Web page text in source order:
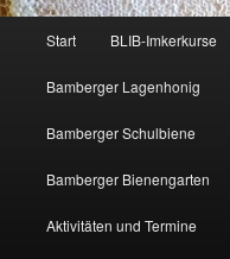
Start BLIB-Imkerkurse
Bamberger Lagenhonig
Bamberger Schulbiene
Bamberger Bienengarten
Aktivitäten und Termine